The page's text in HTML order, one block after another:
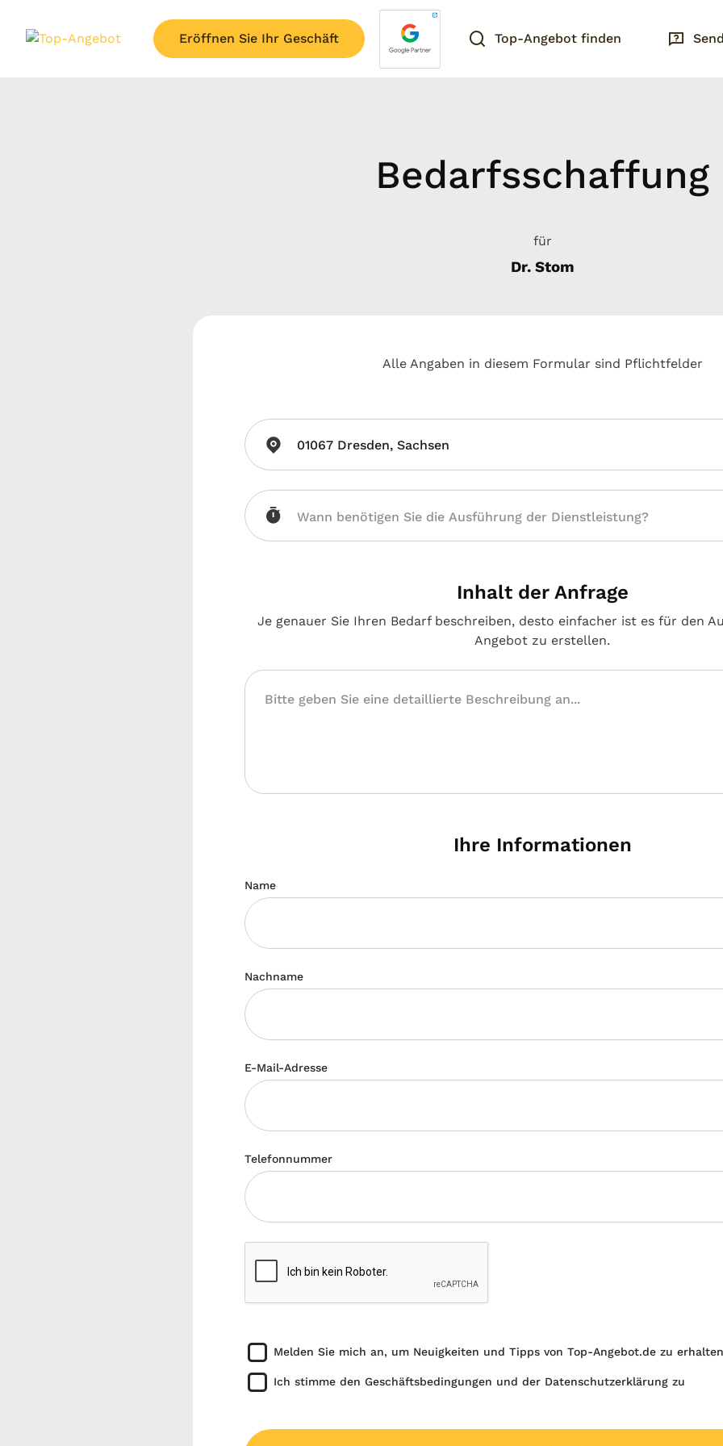
Eröffnen Sie Ihr Geschäft Top-Angebot finden
Bedarfsschaffung
für
Dr. Stom
Alle Angaben in diesem Formular sind Pflichtfelder
01067 Dresden, Sachsen
Inhalt der Anfrage
Je genauer Sie Ihren Bedarf beschreiben, desto einfacher ist es für den
Angebot zu erstellen.
Ihre Informationen
Name
Nachname
E-Mail-Adresse
Telefonnummer
Melden Sie mich an, um Neuigkeiten und Tipps von Top-Angebot.de zu erhalten
Ich stimme den Geschäftsbedingungen und der Datenschutzerklärung zu